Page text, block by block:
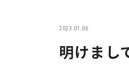
2023.01.06
明けまし